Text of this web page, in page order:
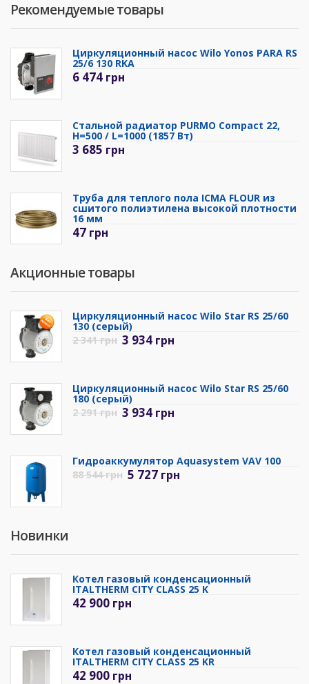
Рекомендуемые товары
Циркуляционный насос Wilo Yonos PARA RS
25/6 130 RKA
6 474 грн
Стальной радиатор PURMO Compact 22,
H=500 / L=1000 (1857 Вт)
3 685 грн
Труба для теплого пола ICMA FLOUR из
сшитого полиэтилена высокой плотности
16 мм
47 грн
Акционные товары
Циркуляционный насос Wilo Star RS 25/60
130 (серый)
2 341грн 3 934 грн
Циркуляционный насос Wilo Star RS 25/60
180 (серый)
2 291грн 3 934 грн
Гидроаккумулятор Aquasystem VAV 100
88 544грн 5 727 грн
Новинки
Котел газовый конденсационный
ITALTHERM CITY CLASS 25 K
42 900 грн
Котел газовый конденсационный
ITALTHERM CITY CLASS 25 KR
42 900 грн